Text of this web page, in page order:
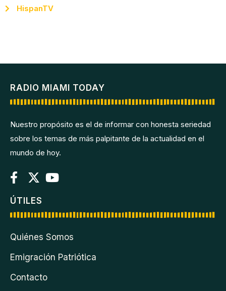
HispanTV
RADIO MIAMI TODAY
Nuestro propósito es el de informar con honesta seriedad
sobre los temas de más palpitante de la actualidad en el
mundo de hoy.
ÚTILES
Quiénes Somos
Emigración Patriótica
Contacto